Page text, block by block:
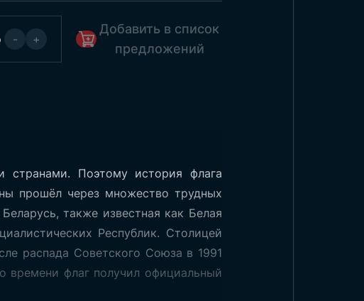
- +
Добавить в список
предложений
Поэтому история флага
прошёл через множество трудных
также известная как Белая
Республик. Столицей
распада Советского Союза в 1991
времени флаг получил официальный